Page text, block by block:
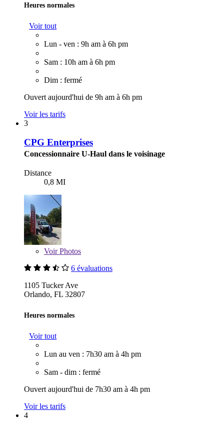
Heures normales
Voir tout
Lun - ven : 9h am à 6h pm
Sam : 10h am à 6h pm
Dim : fermé
Ouvert aujourd'hui de 9h am à 6h pm
Voir les tarifs
3
CPG Enterprises
Concessionnaire U-Haul dans le voisinage
Distance
0,8 MI
VoirPhotos
6 évaluations
1105 Tucker Ave
Orlando, FL 32807
Heures normales
Voir tout
Lun au ven : 7h30 am à 4h pm
Sam - dim : fermé
Ouvert aujourd'hui de 7h30 am à 4h pm
Voir les tarifs
4